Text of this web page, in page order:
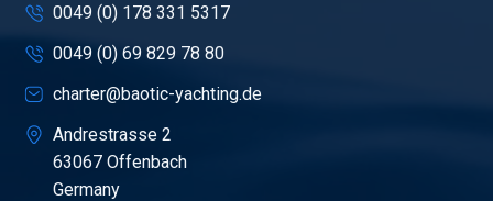
0049 (0) 178 331 5317
0049 (0) 69 829 78 80
charter@baotic-yachting.de
Andrestrasse 2
63067 Offenbach
Germany